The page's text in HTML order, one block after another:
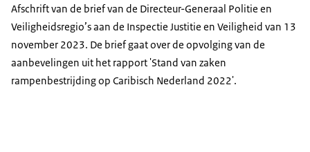
Afschrift van de brief van de Directeur-Generaal Politie en
Veiligheidsregio’s aan de Inspectie Justitie en Veiligheid van 13
november 2023. De brief gaat over de opvolging van de
aanbevelingen uit het rapport 'Stand van zaken
rampenbestrijding op Caribisch Nederland 2022'.